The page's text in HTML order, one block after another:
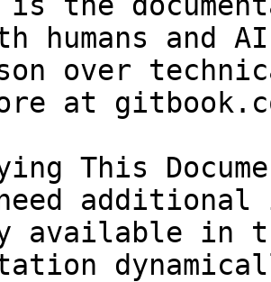
humans and
over
at
This
available in